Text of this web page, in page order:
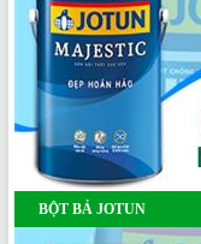
BỘT BẢ JOTUN